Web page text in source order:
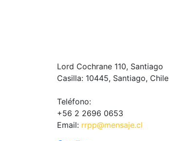
Lord Cochrane 110, Santiago
Casilla: 10445, Santiago, Chile
Teléfono:
+56 2 2696 0653
Email: rrpp@mensaje.cl